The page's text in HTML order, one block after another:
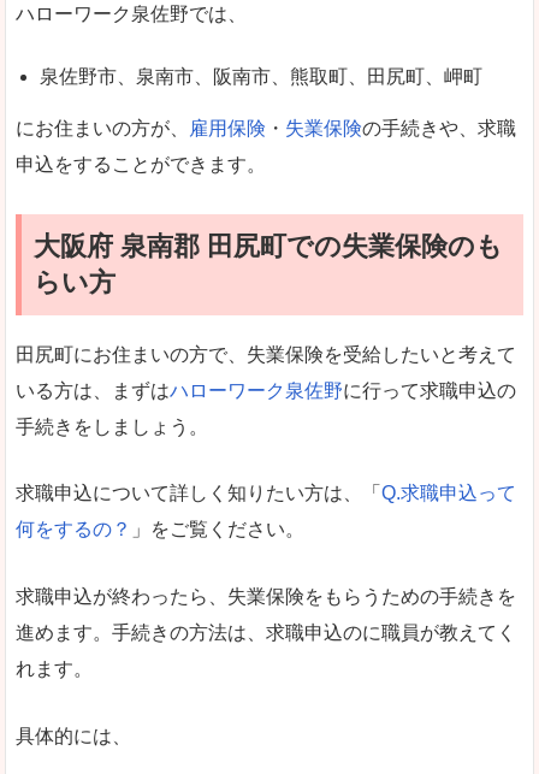
ハローワーク泉佐野では、
泉佐野市、泉南市、阪南市、熊取町、田尻町、岬町
にお住まいの方が、 雇用保険 ・ 失業保険の手続きや、求職
申込をすることができます。
大阪府 泉南郡 田尻町での失業保険のも
らい方
田尻町にお住まいの方で、失業保険を受給したいと考えて
いる方は、まずはハローワーク泉佐野に行って求職申込の
手続きをしましょう。
求職申込について詳しく知りたい方は、「 Q.求職申込って
何をするの？ 」をご覧ください。
求職申込が終わったら、失業保険をもらうための手続きを
進めます。手続きの方法は、求職申込のに職員が教えてく
れます。
具体的には、